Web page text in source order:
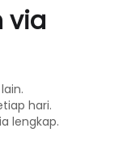
via
hari.
lengkap.